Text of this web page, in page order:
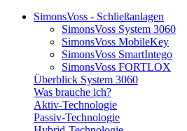
SimonsVoss - Schließanlagen
SimonsVoss System 3060
SimonsVoss MobileKey
SimonsVoss SmartIntego
SimonsVoss FORTLOX
Überblick System 3060
Was brauche ich?
Aktiv-Technologie
Passiv-Technologie